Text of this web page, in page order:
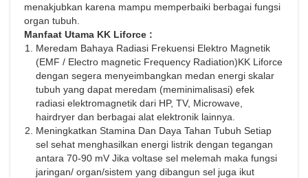
menakjubkan karena mampu memperbaiki berbagai fungsi
organ tubuh.
Manfaat Utama KK Liforce :
Meredam Bahaya Radiasi Frekuensi Elektro Magnetik
(EMF / Electro magnetic Frequency Radiation)KK Liforce
dengan segera menyeimbangkan medan energi skalar
tubuh yang dapat meredam (meminimalisasi) efek
radiasi elektromagnetik dari HP, TV, Microwave,
hairdryer dan berbagai alat elektronik lainnya.
Meningkatkan Stamina Dan Daya Tahan Tubuh Setiap
sel sehat menghasilkan energi listrik dengan tegangan
antara 70-90 mV Jika voltase sel melemah maka fungsi
jaringan/ organ/sistem yang dibangun sel juga ikut